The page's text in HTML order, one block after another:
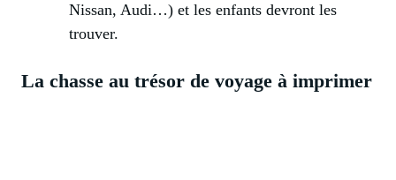
Nissan, Audi…) et les enfants devront les
trouver.
La chasse au trésor de voyage à imprimer